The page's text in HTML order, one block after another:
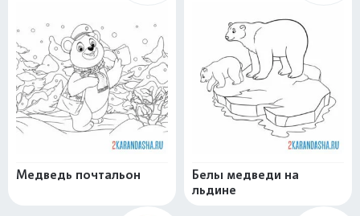
Медведь почтальон
Белы медведи на
льдине